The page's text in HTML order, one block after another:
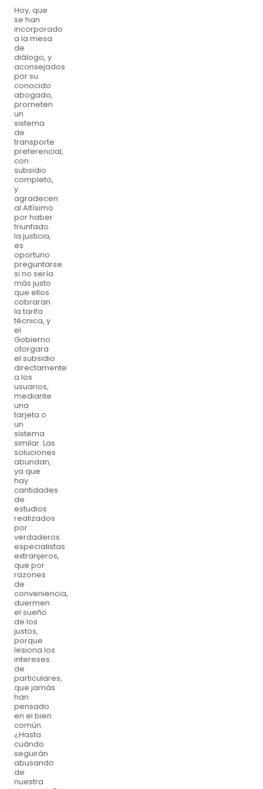
Hoy, que
se han
incorporado
a la mesa
de
diálogo, y
aconsejados
por su
conocido
abogado,
prometen
un
sistema
de
transporte
preferencial,
con
subsidio
completo,
y
agradecen
al Altísimo
por haber
triunfado
la justicia,
es
oportuno
preguntarse
si no sería
más justo
que ellos
cobraran
la tarifa
técnica, y
el
Gobierno
otorgara
el subsidio
directamente
a los
usuarios,
mediante
una
tarjeta o
un
sistema
similar. Las
soluciones
abundan,
ya que
hay
cantidades
de
estudios
realizados
por
verdaderos
especialistas
extranjeros,
que por
razones
de
conveniencia,
duermen
el sueño
de los
justos,
porque
lesiona los
intereses
de
particulares,
que jamás
han
pensado
en el bien
común.
¿Hasta
cuándo
seguirán
abusando
de
nuestra